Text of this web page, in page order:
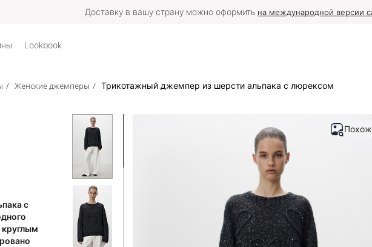
Доставку в вашу страну можно оформить на международной версии
Lookbook
/ Женские джемперы / Трикотажный джемпер из шерсти альпака с люрексом
с
круглым